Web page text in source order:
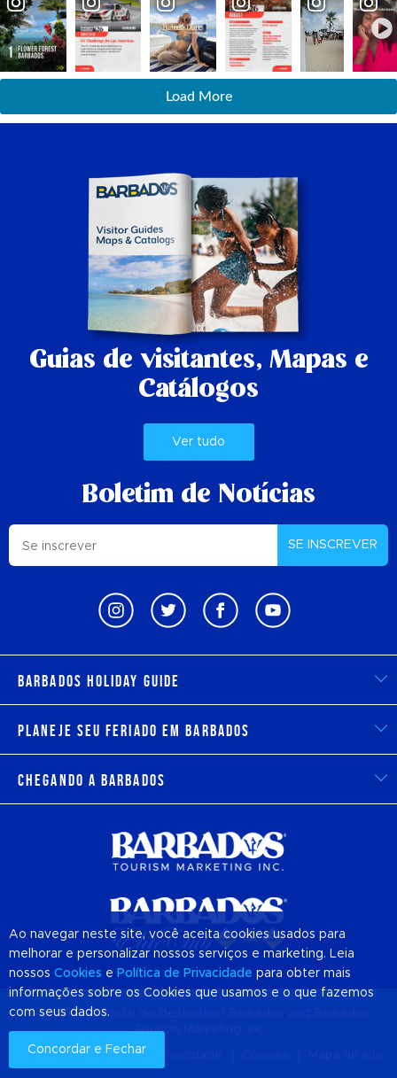
Load More
Guias de visitantes, Mapas e
Catálogos
Ver tudo
Boletim de Notícias
SE INSCREVER
Barbados Holiday Guide
Planeje seu feriado em Barbados
Chegando a Barbados
© 2026 Site Oficial do Destination
Tourism Marketing, Inc
Sobre nós Política de privacidade
Ao navegar neste site, você aceita cookies usados para
melhorar e personalizar nossos serviços e marketing. Leia
nossos Cookies e Política de Privacidade para obter mais
informações sobre os Cookies que usamos e o que fazemos
com seus dados.
Concordar e Fechar